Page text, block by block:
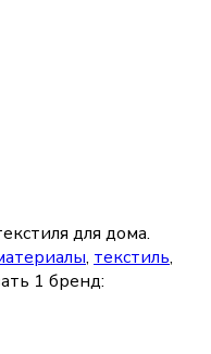
для дома.
, текстиль,
1 бренд: